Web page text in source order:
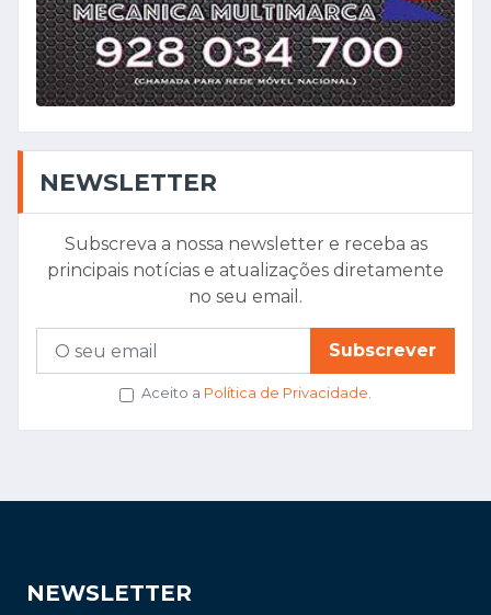
NEWSLETTER
Subscreva a nossa newsletter e receba as
principais notícias e atualizações diretamente
no seu email.
Subscrever
Aceito a Política de Privacidade.
NEWSLETTER